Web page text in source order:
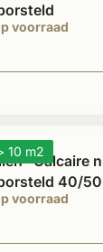
voorraad
10 m2
voorraad
"Calcaire
40/50